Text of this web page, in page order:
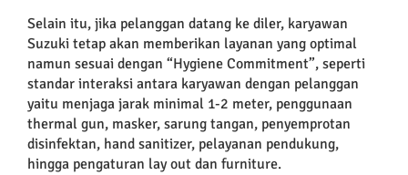
Selain itu, jika pelanggan datang ke diler, karyawan
Suzuki tetap akan memberikan layanan yang optimal
namun sesuai dengan “Hygiene Commitment”, seperti
standar interaksi antara karyawan dengan pelanggan
yaitu menjaga jarak minimal 1-2 meter, penggunaan
thermal gun, masker, sarung tangan, penyemprotan
disinfektan, hand sanitizer, pelayanan pendukung,
hingga pengaturan lay out dan furniture.